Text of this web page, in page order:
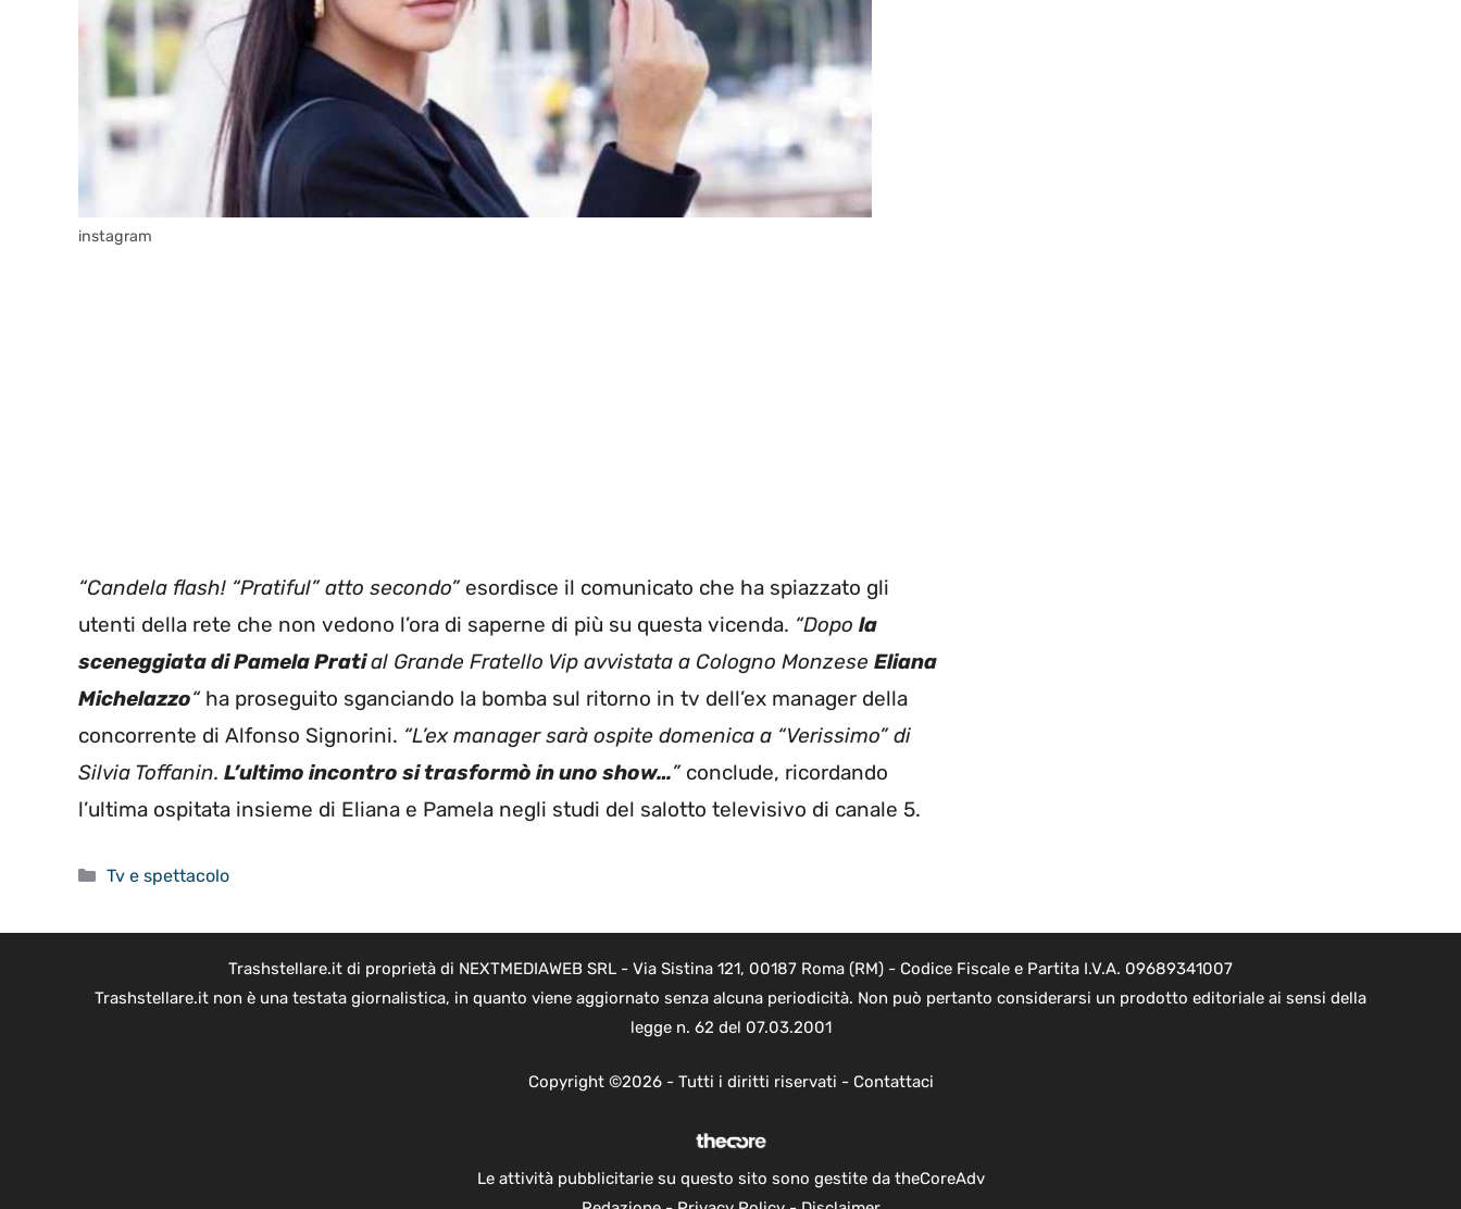
instagram
“Candela flash! “Pratiful” atto secondo”esordisce il comunicato che ha spiazzato gli
utenti della rete che non vedono l’ora di saperne di più su questa vicenda. “Dopo la
sceneggiata di Pamela Pratial Grande Fratello Vip avvistata a Cologno Monzese Eliana
Michelazzo“ ha proseguito sganciando la bomba sul ritorno in tv dell’ex manager della
concorrente di Alfonso Signorini. “L’ex manager sarà ospite domenica a “Verissimo” di
Silvia Toffanin. L’ultimo incontro si trasformò in uno show…”conclude, ricordando
l’ultima ospitata insieme di Eliana e Pamela negli studi del salotto televisivo di canale 5.
Categorie
Tv e spettacolo
Trashstellare.it di proprietà di NEXTMEDIAWEB SRL - Via Sistina 121, 00187 Roma (RM) - Codice Fiscale e Partita I.V.A. 09689341007
Trashstellare.it non è una testata giornalistica, in quanto viene aggiornato senza alcuna periodicità. Non può pertanto considerarsi un prodotto editoriale ai sensi della
legge n. 62 del 07.03.2001
Copyright ©2026 - Tutti i diritti riservati - Contattaci
Le attività pubblicitarie su questo sito sono gestite da theCoreAdv